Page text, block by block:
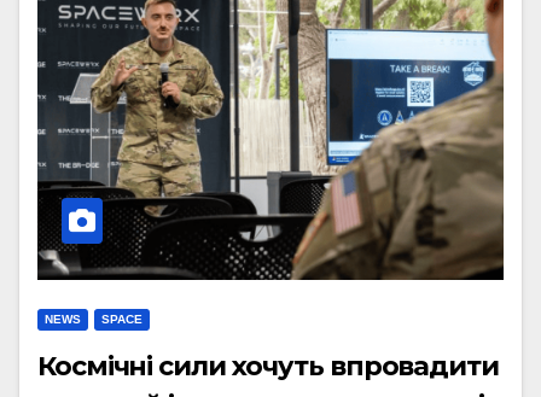
NEWS SPACE
Космічні сили хочуть впровадити